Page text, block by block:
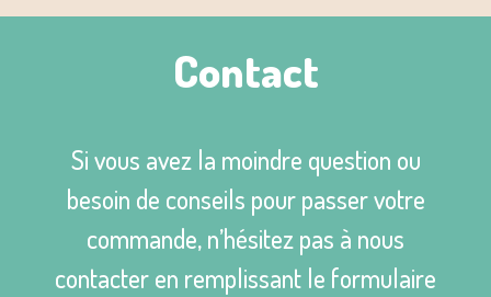
Contact
Si vous avez la moindre question ou
besoin de conseils pour passer votre
commande, n’hésitez pas à nous
contacter en remplissant le formulaire